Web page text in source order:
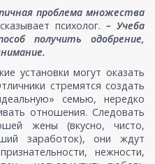
проблема множества
психолог. – Учеба
получить одобрение,
установки могут оказать
стремятся создать
семью, нередко
отношения. Следовать
жены (вкусно, чисто,
заработок), они ждут
нежности,